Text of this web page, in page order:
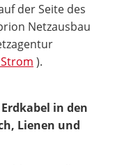
der Seite des
Netzausbau
).
in den
Lienen und